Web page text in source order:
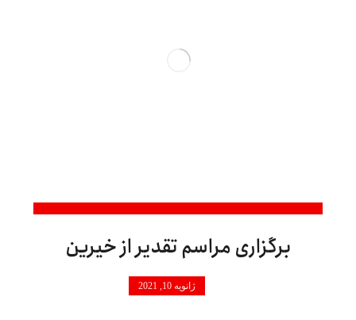
برگزاری مراسم تقدیر از خیرین
ژانویه 10, 2021